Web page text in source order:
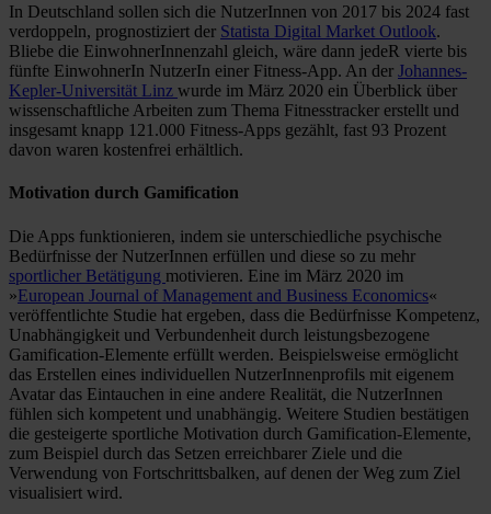
In Deutschland sollen sich die NutzerInnen von 2017 bis 2024 fast
verdoppeln, prognostiziert der Statista Digital Market Outlook.
Bliebe die EinwohnerInnenzahl gleich, wäre dann jedeR vierte bis
fünfte EinwohnerIn NutzerIn einer Fitness-App. An der Johannes-
Kepler-Universität Linz wurde im März 2020 ein Überblick über
wissenschaftliche Arbeiten zum Thema Fitnesstracker erstellt und
insgesamt knapp 121.000 Fitness-Apps gezählt, fast 93 Prozent
davon waren kostenfrei erhältlich.
Motivation durch Gamification
Die Apps funktionieren, indem sie unterschiedliche psychische
Bedürfnisse der NutzerInnen erfüllen und diese so zu mehr
sportlicher Betätigung motivieren. Eine im März 2020 im
»European Journal of Management and Business Economics«
veröffentlichte Studie hat ergeben, dass die Bedürfnisse Kompetenz,
Unabhängigkeit und Verbundenheit durch leistungsbezogene
Gamification-Elemente erfüllt werden. Beispielsweise ermöglicht
das Erstellen eines individuellen NutzerInnenprofils mit eigenem
Avatar das Eintauchen in eine andere Realität, die NutzerInnen
fühlen sich kompetent und unabhängig. Weitere Studien bestätigen
die gesteigerte sportliche Motivation durch Gamification-Elemente,
zum Beispiel durch das Setzen erreichbarer Ziele und die
Verwendung von Fortschrittsbalken, auf denen der Weg zum Ziel
visualisiert wird.